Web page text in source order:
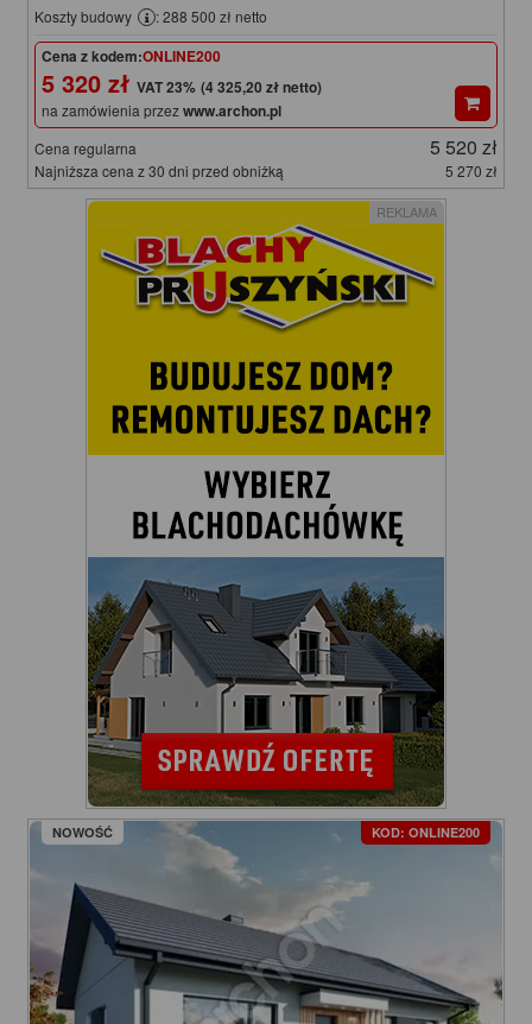
Koszty budowy : 288 500 zł netto
Cena z kodem:ONLINE200
5 320 zł (4 325,20 zł netto)
na zamówienia przezwww.archon.pl
Cena regularna 5 520 zł
Najniższa cena z 30 dni przed obniżką 5 270 zł
REKLAMA
NOWOŚĆ KOD: ONLINE200